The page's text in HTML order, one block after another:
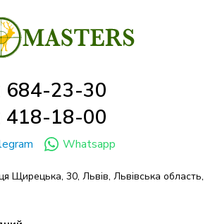
684-23-30
418-18-00
Whatsapp
Щирецька, 30, Львів, Львівська область,